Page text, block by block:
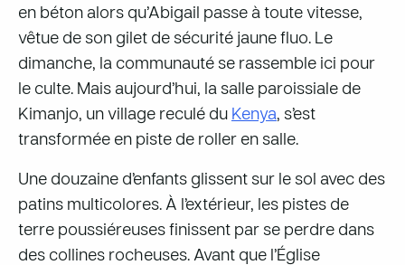
en béton alors qu’Abigail passe à toute vitesse,
vêtue de son gilet de sécurité jaune fluo. Le
dimanche, la communauté se rassemble ici pour
le culte. Mais aujourd’hui, la salle paroissiale de
Kimanjo, un village reculé du Kenya, s’est
transformée en piste de roller en salle.
Une douzaine d’enfants glissent sur le sol avec des
patins multicolores. À l’extérieur, les pistes de
terre poussiéreuses finissent par se perdre dans
des collines rocheuses. Avant que l’Église